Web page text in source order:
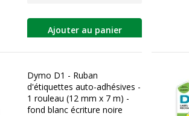
Ajouter au panier
Dymo D1 - Ruban
d'étiquettes auto-adhésives -
1 rouleau (12 mm x 7 m) -
fond blanc écriture noire